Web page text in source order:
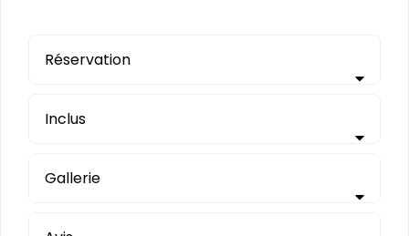
Réservation
Inclus
Gallerie